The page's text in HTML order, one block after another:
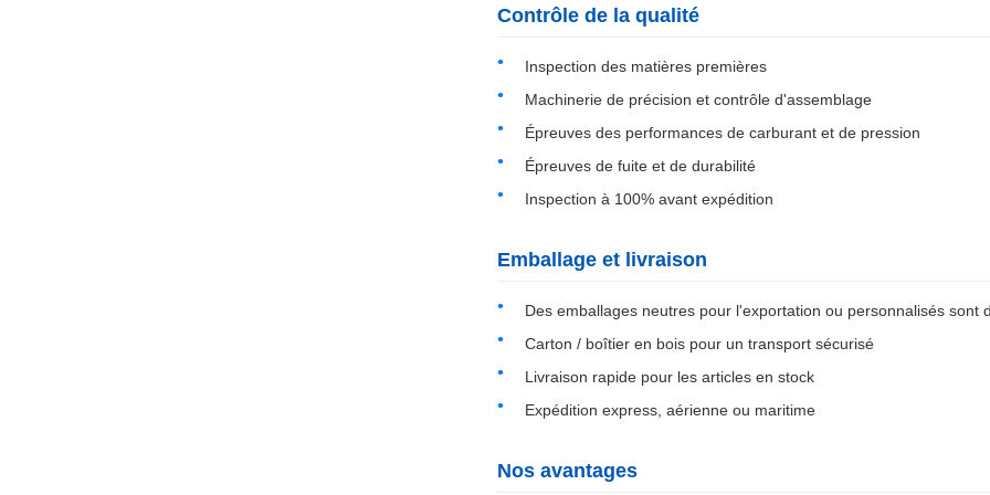
Contrôle de la qualité
Inspection des matières premières
Machinerie de précision et contrôle d'assemblage
Épreuves des performances de carburant et de pression
Épreuves de fuite et de durabilité
Inspection à 100% avant expédition
Emballage et livraison
Des emballages neutres pour l'exportation ou personnalisés sont
Carton / boîtier en bois pour un transport sécurisé
Livraison rapide pour les articles en stock
Expédition express, aérienne ou maritime
Nos avantages